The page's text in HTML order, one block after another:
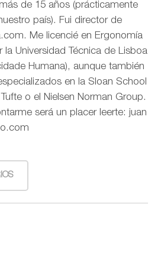
de 15 años (prácticamente
país). Fui director de
Me licencié en Ergonomía
Universidad Técnica de Lisboa
Humana), aunque también
en la Sloan School
o el Nielsen Norman Group.
será un placer leerte: juan